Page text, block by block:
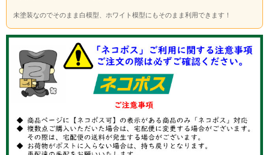
未塗装なのでそのまま白模型、ホワイト模型にもそのまま利用できます！